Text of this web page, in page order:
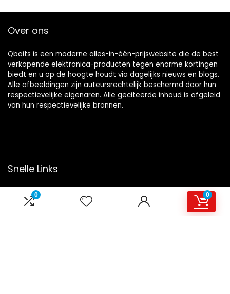
0 0
Over ons
Qbaits is een moderne alles-in-één-prijswebsite die de best
verkopende elektronica-producten tegen enorme kortingen
biedt en u op de hoogte houdt via dagelijks nieuws en blogs.
Alle afbeeldingen zijn auteursrechtelijk beschermd door hun
respectievelijke eigenaren. Alle geciteerde inhoud is afgeleid
van hun respectievelijke bronnen.
Snelle Links
Overzicht